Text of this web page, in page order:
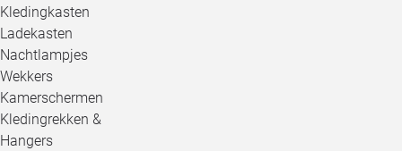
Kledingkasten
Ladekasten
Nachtlampjes
Wekkers
Kamerschermen
Kledingrekken &
Hangers